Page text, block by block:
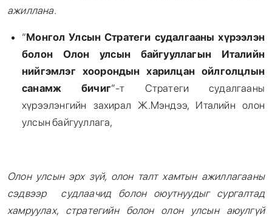
ажиллана.
“Монгол Улсын Стратеги судалгааны хүрээлэн
болон Олон улсын байгууллагын Италийн
нийгэмлэг хоорондын харилцан ойлголцлын
санамж бичиг”-т Стратеги судалгааны
хүрээлэнгийн захирал Ж.Мэндээ, Италийн олон
улсын байгууллага,
Олон улсын эрх зүй, олон талт хамтын ажиллагааны
сэдвээр судлаачид болон оюутнуудыг сургалтад
хамруулах, стратегийн болон олон улсын аюулгүй